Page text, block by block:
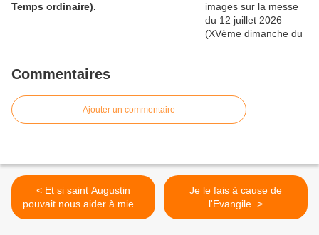
Temps ordinaire).
Commentaires
Ajouter un commentaire
< Et si saint Augustin
pouvait nous aider à mieux
vivre ensemble ?
Je le fais à cause de
l'Evangile. >